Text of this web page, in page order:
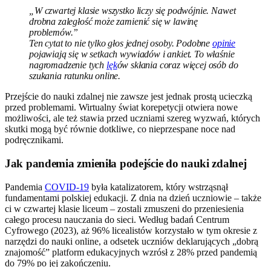
„W czwartej klasie wszystko liczy się podwójnie. Nawet
drobna zaległość może zamienić się w lawinę
problemów.”
Ten cytat to nie tylko głos jednej osoby. Podobne opinie
pojawiają się w setkach wywiadów i ankiet. To właśnie
nagromadzenie tych lęków skłania coraz więcej osób do
szukania ratunku online.
Przejście do nauki zdalnej nie zawsze jest jednak prostą ucieczką
przed problemami. Wirtualny świat korepetycji otwiera nowe
możliwości, ale też stawia przed uczniami szereg wyzwań, których
skutki mogą być równie dotkliwe, co nieprzespane noce nad
podręcznikami.
Jak pandemia zmieniła podejście do nauki zdalnej
Pandemia COVID-19 była katalizatorem, który wstrząsnął
fundamentami polskiej edukacji. Z dnia na dzień uczniowie – także
ci w czwartej klasie liceum – zostali zmuszeni do przeniesienia
całego procesu nauczania do sieci. Według badań Centrum
Cyfrowego (2023), aż 96% licealistów korzystało w tym okresie z
narzędzi do nauki online, a odsetek uczniów deklarujących „dobrą
znajomość” platform edukacyjnych wzrósł z 28% przed pandemią
do 79% po jej zakończeniu.